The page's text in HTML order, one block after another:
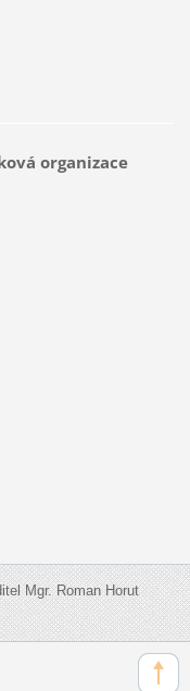
organizace
Mgr. Roman Horut